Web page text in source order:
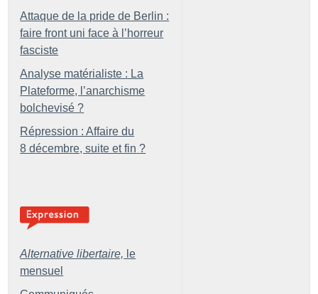
Attaque de la pride de Berlin :
faire front uni face à l’horreur
fasciste
Analyse matérialiste : La
Plateforme, l’anarchisme
bolchevisé ?
Répression : Affaire du
8 décembre, suite et fin ?
Alternative libertaire, le
mensuel